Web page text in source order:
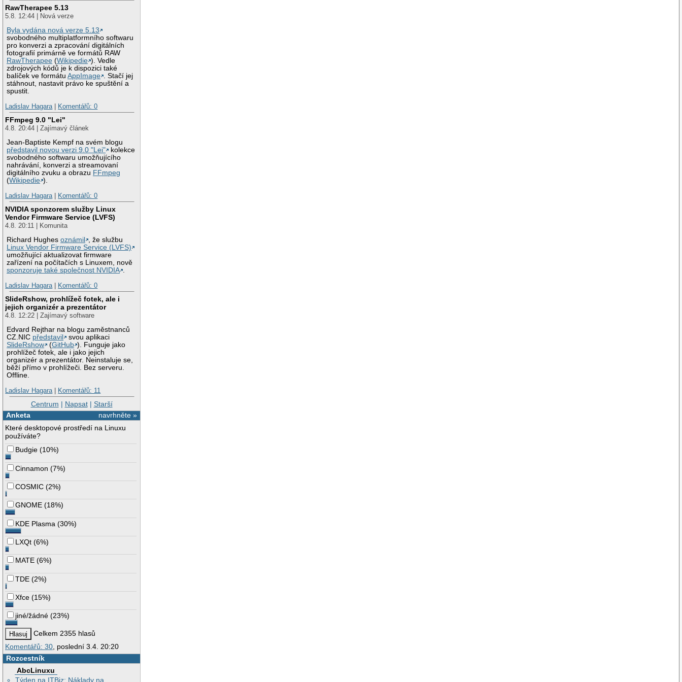
RawTherapee 5.13
5.8. 12:44 | Nová verze
Byla vydána nová verze 5.13
svobodného multiplatformního softwaru
pro konverzi a zpracování digitálních
fotografií primárně ve formátů RAW
RawTherapee (Wikipedie ). Vedle
zdrojových kódů je k dispozici také
balíček ve formátuAppImage . Stačí jej
stáhnout, nastavit právo ke spuštění a
spustit.
Ladislav Hagara| Komentářů: 0
FFmpeg 9.0 "Lei"
4.8. 20:44 | Zajímavý článek
Jean-Baptiste Kempf na svém blogu
představil novou verzi 9.0 "Lei"
kolekce
svobodného softwaru umožňujícího
nahrávání, konverzi a streamovaní
digitálního zvuku a obrazu FFmpeg
(Wikipedie ).
Ladislav Hagara| Komentářů: 0
NVIDIA sponzorem služby Linux
Vendor Firmware Service (LVFS)
4.8. 20:11 | Komunita
Richard Hughesoznámil
, že službu
Linux Vendor Firmware Service (LVFS)
umožňující aktualizovat firmware
zařízení na počítačích s Linuxem, nově
sponzoruje také společnost NVIDIA .
Ladislav Hagara| Komentářů: 0
SlideRshow, prohlížeč fotek, ale i
jejich organizér a prezentátor
4.8. 12:22 | Zajímavý software
Edvard Rejthar na blogu zaměstnanců
CZ.NIC představil
svou aplikaci
SlideRshow
(GitHub ). Funguje jako
prohlížeč fotek, ale i jako jejich
organizér a prezentátor. Neinstaluje se,
běží přímo v prohlížeči. Bez serveru.
Offline.
Ladislav Hagara| Komentářů: 11
Centrum | Napsat| Starší
navrhněte »
Anketa
Které desktopové prostředí na Linuxu
používáte?
Budgie (10%)
Cinnamon (7%)
COSMIC (2%)
GNOME (18%)
KDE Plasma (30%)
LXQt (6%)
MATE (6%)
TDE (2%)
Xfce (15%)
jiné/žádné (23%)
Celkem 2355 hlasů
Komentářů: 30 , poslední 3.4. 20:20
Rozcestník
AbcLinuxu
Týden na ITBiz: Náklady na